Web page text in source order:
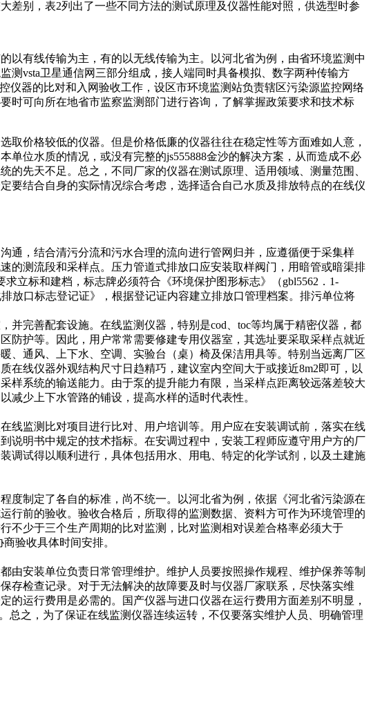
差别，表2列出了一些不同方法的测试原理及仪器性能对照，供选型时参
有线传输为主，有的以无线传输为主。以河北省为例，由省环境监测中
vsta卫星通信网三部分组成，接人端同时具备模拟、数字两种传输方
器的比对和入网验收工作，设区市环境监测站负责辖区污染源监控网络
时可向所在地省市监察监测部门进行咨询，了解掌握政策要求和技术标
价格较低的仪器。但是价格低廉的仪器往往在稳定性等方面难如人意，
位水质的情况，或没有完整的js555888金沙的解决方案，从而造成不必
先天不足。总之，不同厂家的仪器在测试原理、适用领域、测量范围、
要结合自身的实际情况综合考虑，选择适合自己水质及排放特点的在线仪
，结合清污分流和污水合理的流向进行管网归并，应遵循便于采集样
的测流段和采样点。压力管道式排放口应安装取样阀门，用暗管或暗渠排
立标和建档，标志牌必须符合《环境保护图形标志》（gbl5562．1-
放口标志登记证》，根据登记证内容建立排放口管理档案。排污单位将
完善配套设施。在线监测仪器，特别是cod、toc等均属于精密仪器，都
防护等。因此，用户常常需要修建专用仪器室，其选址要采取采样点就近
、通风、上下水、空调、实验台（桌）椅及保洁用具等。特别当远离厂区
线仪器外观结构尺寸日趋精巧，建议室内空间大于或接近8m2即可，以
样系统的输送能力。由于泵的提升能力有限，当采样点距离较远落差较大
减少上下水管路的铺设，提高水样的适时代表性。
监测比对项目进行比对、用户培训等。用户应在安装调试前，落实在线
说明书中规定的技术指标。在安调过程中，安装工程师应遵守用户方的厂
调试得以顺利进行，具体包括用水、用电、特定的化学试剂，以及土建施
制定了各自的标准，尚不统一。以河北省为例，依据《河北省污染源在
行前的验收。验收合格后，所取得的监测数据、资料方可作为环境管理的
不少于三个生产周期的比对监测，比对监测相对误差合格率必须大于
验收具体时间安排。
安装单位负责日常管理维护。维护人员要按照操作规程、维护保养等制
存检查记录。对于无法解决的故障要及时与仪器厂家联系，尽快落实维
运行费用是必需的。国产仪器与进口仪器在运行费用方面差别不明显，
总之，为了保证在线监测仪器连续运转，不仅要落实维护人员、明确管理